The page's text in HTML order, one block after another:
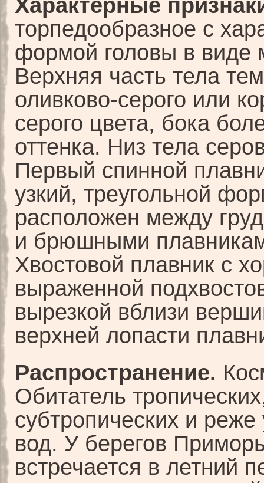
Характерные
торпедообразное с
формой головы в виде
Верхняя часть тела
оливково-серого или
серого цвета, бока
оттенка. Низ тела
Первый спинной
узкий, треугольной
расположен между
и брюшными
Хвостовой плавник с
выраженной
вырезкой вблизи
верхней лопасти
Распространение.
Обитатель
субтропических и
вод. У берегов
встречается в летний